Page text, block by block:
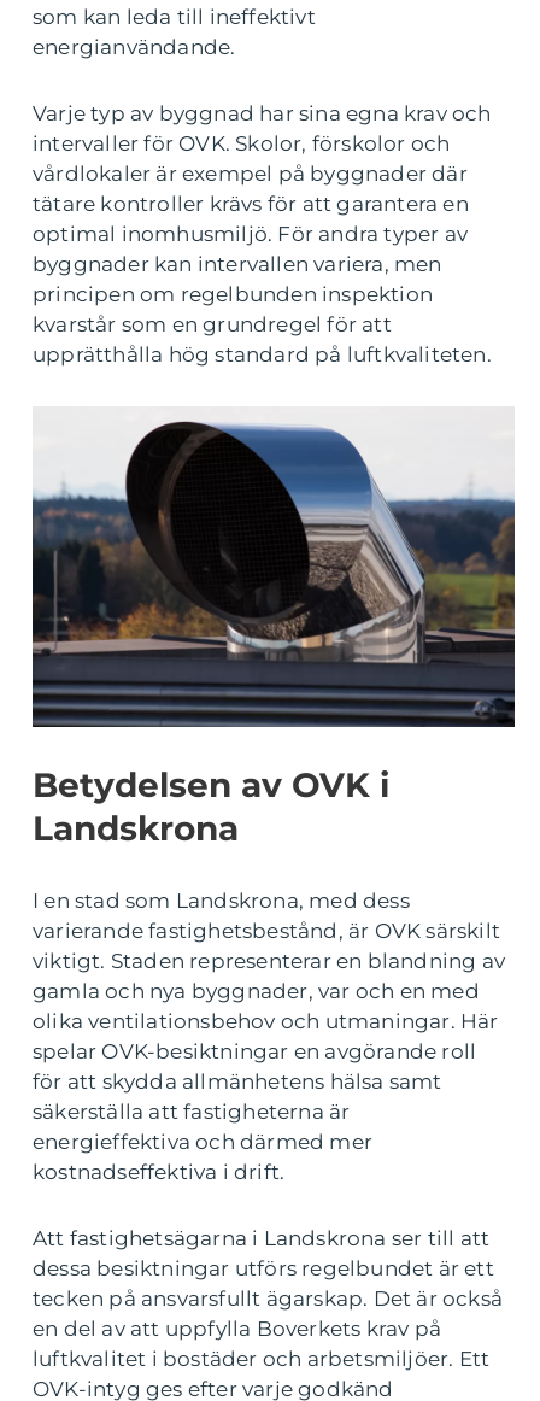
som kan leda till ineffektivt
energianvändande.
Varje typ av byggnad har sina egna krav och
intervaller för OVK. Skolor, förskolor och
vårdlokaler är exempel på byggnader där
tätare kontroller krävs för att garantera en
optimal inomhusmiljö. För andra typer av
byggnader kan intervallen variera, men
principen om regelbunden inspektion
kvarstår som en grundregel för att
upprätthålla hög standard på luftkvaliteten.
Betydelsen av OVK i
Landskrona
I en stad som Landskrona, med dess
varierande fastighetsbestånd, är OVK särskilt
viktigt. Staden representerar en blandning av
gamla och nya byggnader, var och en med
olika ventilationsbehov och utmaningar. Här
spelar OVK-besiktningar en avgörande roll
för att skydda allmänhetens hälsa samt
säkerställa att fastigheterna är
energieffektiva och därmed mer
kostnadseffektiva i drift.
Att fastighetsägarna i Landskrona ser till att
dessa besiktningar utförs regelbundet är ett
tecken på ansvarsfullt ägarskap. Det är också
en del av att uppfylla Boverkets krav på
luftkvalitet i bostäder och arbetsmiljöer. Ett
OVK-intyg ges efter varje godkänd